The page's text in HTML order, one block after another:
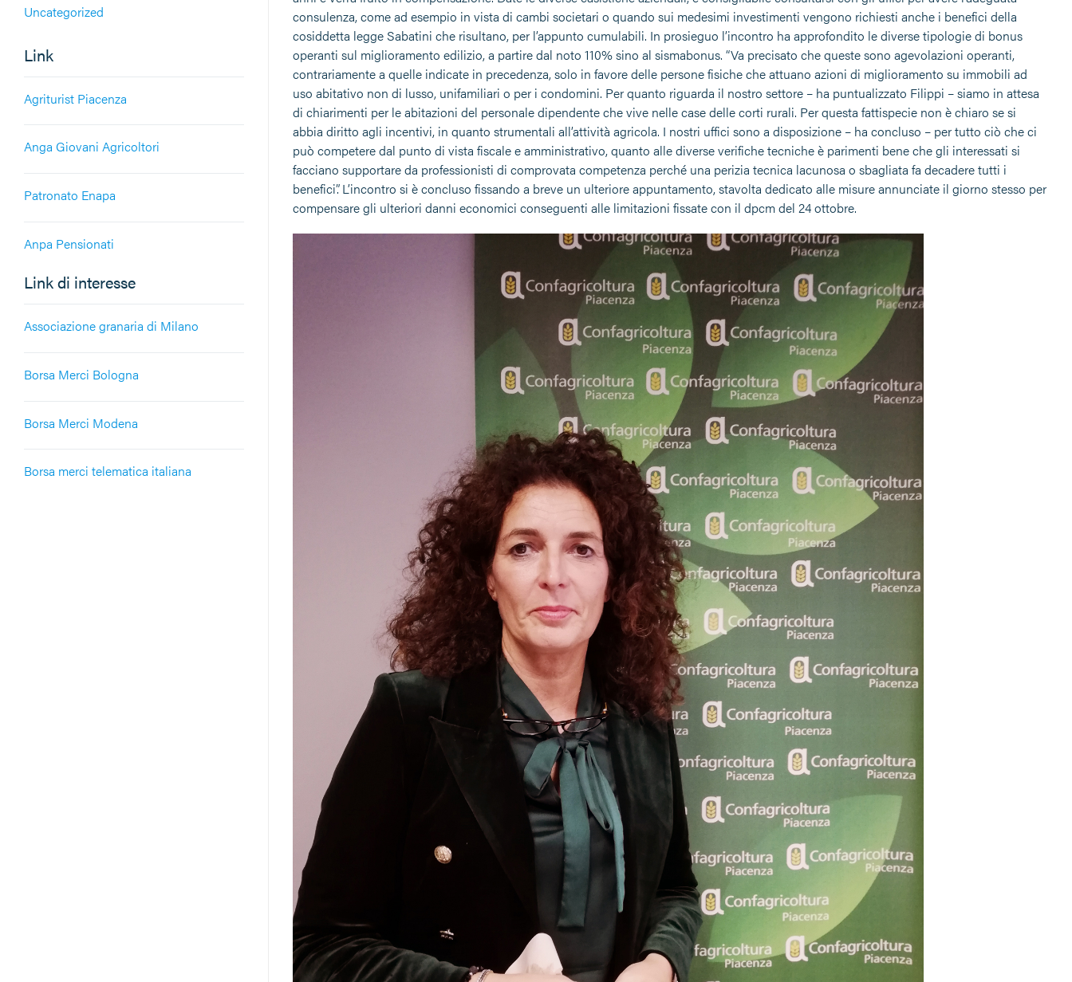
Uncategorized
Link
Agriturist Piacenza
Anga Giovani Agricoltori
Patronato Enapa
Anpa Pensionati
Link di interesse
Associazione granaria di Milano
Borsa Merci Bologna
Borsa Merci Modena
Borsa merci telematica italiana
consulenza, come ad esempio in vista di cambi societari o quando sui medesimi investimenti vengono richiesti anche i benefici della
cosiddetta legge Sabatini che risultano, per l’appunto cumulabili. In prosieguo l’incontro ha approfondito le diverse tipologie di bonus
operanti sul miglioramento edilizio, a partire dal noto 110% sino al sismabonus. “Va precisato che queste sono agevolazioni operanti,
contrariamente a quelle indicate in precedenza, solo in favore delle persone fisiche che attuano azioni di miglioramento su immobili ad
uso abitativo non di lusso, unifamiliari o per i condomini. Per quanto riguarda il nostro settore – ha puntualizzato Filippi – siamo in attesa
di chiarimenti per le abitazioni del personale dipendente che vive nelle case delle corti rurali. Per questa fattispecie non è chiaro se si
abbia diritto agli incentivi, in quanto strumentali all’attività agricola. I nostri uffici sono a disposizione – ha concluso – per tutto ciò che ci
può competere dal punto di vista fiscale e amministrativo, quanto alle diverse verifiche tecniche è parimenti bene che gli interessati si
facciano supportare da professionisti di comprovata competenza perché una perizia tecnica lacunosa o sbagliata fa decadere tutti i
benefici”. L’incontro si è concluso fissando a breve un ulteriore appuntamento, stavolta dedicato alle misure annunciate il giorno stesso per
compensare gli ulteriori danni economici conseguenti alle limitazioni fissate con il dpcm del 24 ottobre.